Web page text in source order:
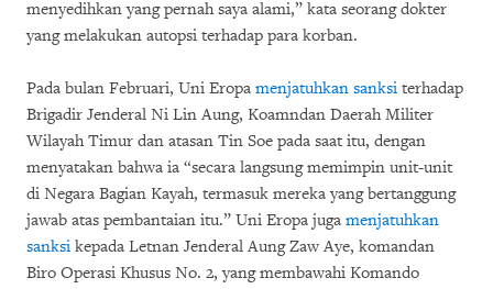
menyedihkan yang pernah saya alami,” kata seorang dokter
yang melakukan autopsi terhadap para korban.
Pada bulan Februari, Uni Eropa menjatuhkan sanksi terhadap
Brigadir Jenderal Ni Lin Aung, Koamndan Daerah Militer
Wilayah Timur dan atasan Tin Soe pada saat itu, dengan
menyatakan bahwa ia “secara langsung memimpin unit-unit
di Negara Bagian Kayah, termasuk mereka yang bertanggung
jawab atas pembantaian itu.” Uni Eropa juga menjatuhkan
sanksi kepada Letnan Jenderal Aung Zaw Aye, komandan
Biro Operasi Khusus No. 2, yang membawahi Komando